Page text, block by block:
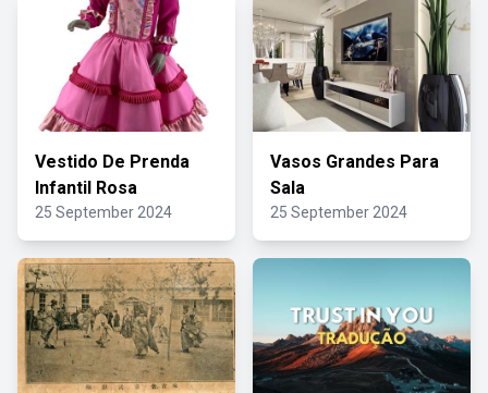
Vestido De Prenda
Infantil Rosa
25 September 2024
Vasos Grandes Para
Sala
25 September 2024